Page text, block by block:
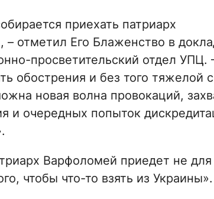
приехать патриарх
отметил Его Блаженство в
просветительский отдел УПЦ.
обострения и без того тяжелой
новая волна провокаций,
и очередных попыток
Варфоломей приедет не для
чтобы что-то взять из Украины».